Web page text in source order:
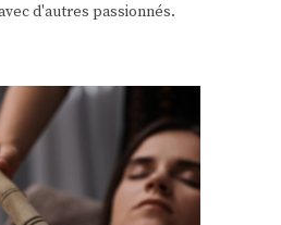
d'autres passionnés.